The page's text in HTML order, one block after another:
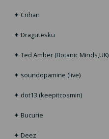
✦ Crihan
✦ Dragutesku
✦ Ted Amber (Botanic Minds,UK)
✦ soundopamine (live)
✦ dot13 (keepitcosmin)
✦ Bucurie
✦ Deez